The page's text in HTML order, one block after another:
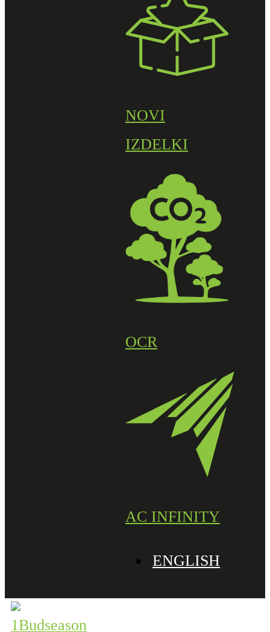
NOVI
IZDELKI
OCR
AC INFINITY
ENGLISH